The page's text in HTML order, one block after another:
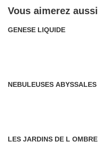
Vous aimerez aussi
GENESE LIQUIDE
NEBULEUSES ABYSSALES
LES JARDINS DE L OMBRE